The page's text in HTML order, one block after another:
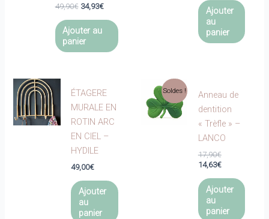
49,90€ Le
initial
était :
49,90€.
34,93€Le
actuel
34,93€.
Ajouter au
panier
Ajouter
au
panier
ÉTAGERE
MURALE EN
ROTIN ARC
EN CIEL –
HYDILE
49,00€
Ajouter
au
panier
Soldes !
Anneau de
dentition
« Trèfle » –
LANCO
17,90€Le
prix
était :
17,90€.
14,63€Le
actuel
est :
14,63€.
Ajouter
au
panier